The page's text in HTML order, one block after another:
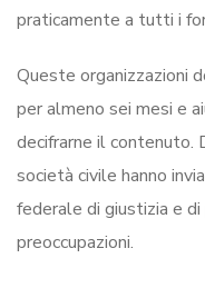
praticamente a tutti i
Queste organizzazioni
per almeno sei mesi e
decifrarne il contenuto.
società civile hanno
federale di giustizia e
preoccupazioni.